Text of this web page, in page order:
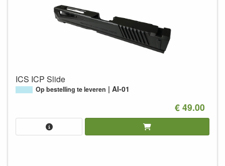
ICS ICP Slide
Op bestelling te leveren AI-01
€ 49.00